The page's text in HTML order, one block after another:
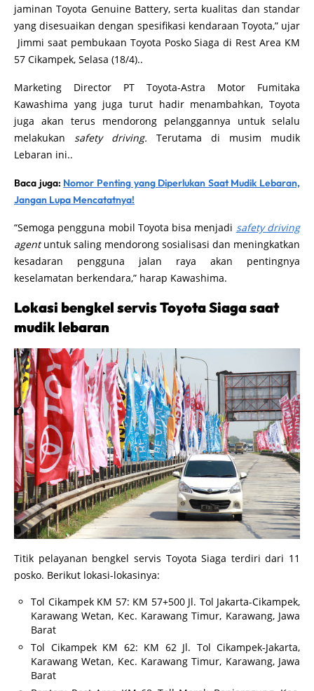
jaminan Toyota Genuine Battery, serta kualitas dan standar
yang disesuaikan dengan spesifikasi kendaraan Toyota,” ujar
Jimmi saat pembukaan Toyota Posko Siaga di Rest Area KM
57 Cikampek, Selasa (18/4)..
Marketing Director PT Toyota-Astra Motor Fumitaka
Kawashima yang juga turut hadir menambahkan, Toyota
juga akan terus mendorong pelanggannya untuk selalu
melakukan safety driving. Terutama di musim mudik
Lebaran ini..
Baca juga: Nomor Penting yang Diperlukan Saat Mudik Lebaran,
Jangan Lupa Mencatatnya!
“Semoga pengguna mobil Toyota bisa menjadi safety driving
agentuntuk saling mendorong sosialisasi dan meningkatkan
kesadaran pengguna jalan raya akan pentingnya
keselamatan berkendara,” harap Kawashima.
Lokasi bengkel servis Toyota Siaga saat
mudik lebaran
Titik pelayanan bengkel servis Toyota Siaga terdiri dari 11
posko. Berikut lokasi-lokasinya:
Tol Cikampek KM 57: KM 57+500 Jl. Tol Jakarta-Cikampek,
Karawang Wetan, Kec. Karawang Timur, Karawang, Jawa
Barat
Tol Cikampek KM 62: KM 62 Jl. Tol Cikampek-Jakarta,
Karawang Wetan, Kec. Karawang Timur, Karawang, Jawa
Barat